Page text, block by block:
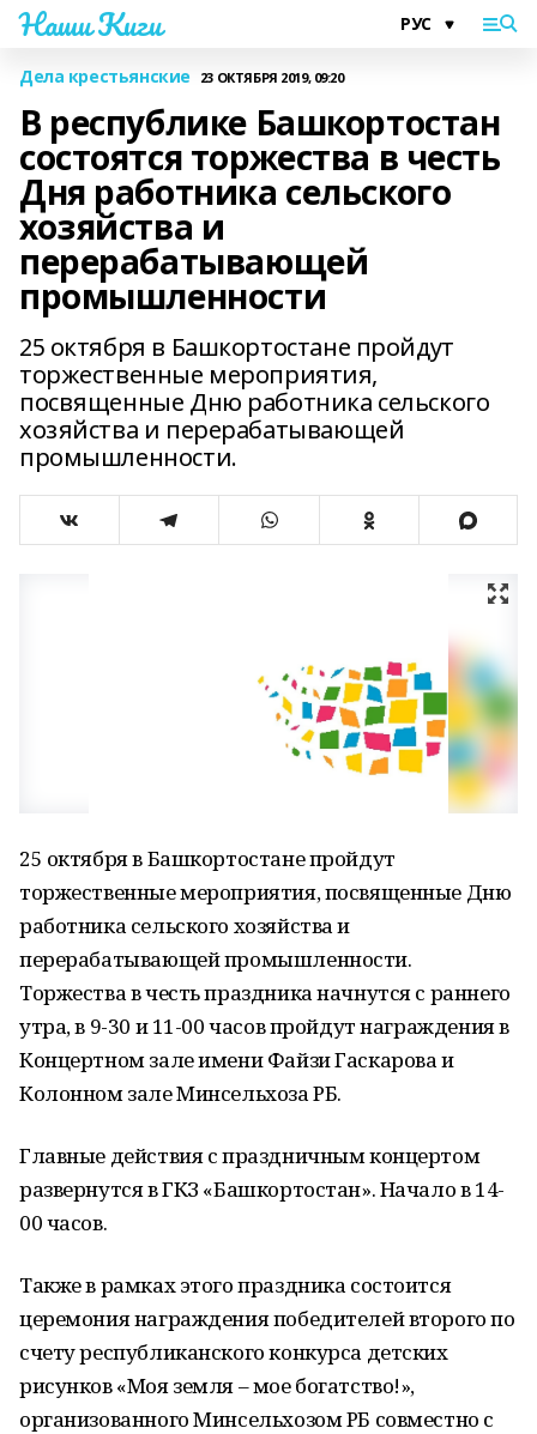
Наши Киги
Дела крестьянские 23 ОКТЯБРЯ 2019, 09:20
В республике Башкортостан
состоятся торжества в честь
Дня работника сельского
хозяйства и
перерабатывающей
промышленности
25 октября в Башкортостане пройдут
торжественные мероприятия,
посвященные Дню работника сельского
хозяйства и перерабатывающей
промышленности.
25 октября в Башкортостане пройдут
торжественные мероприятия, посвященные Дню
работника сельского хозяйства и
перерабатывающей промышленности.
Торжества в честь праздника начнутся с раннего
утра, в 9-30 и 11-00 часов пройдут награждения в
Концертном зале имени Файзи Гаскарова и
Колонном зале Минсельхоза РБ.
Главные действия с праздничным концертом
развернутся в ГКЗ «Башкортостан». Начало в 14-
00 часов.
Также в рамках этого праздника состоится
церемония награждения победителей второго по
счету республиканского конкурса детских
рисунков «Моя земля – мое богатство!»,
организованного Минсельхозом РБ совместно с